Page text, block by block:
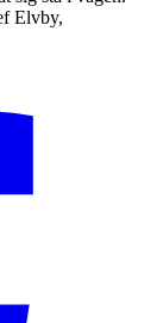
Elvby,